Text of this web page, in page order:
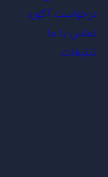
درخواست آکورد
تماس با ما
تبلیغات